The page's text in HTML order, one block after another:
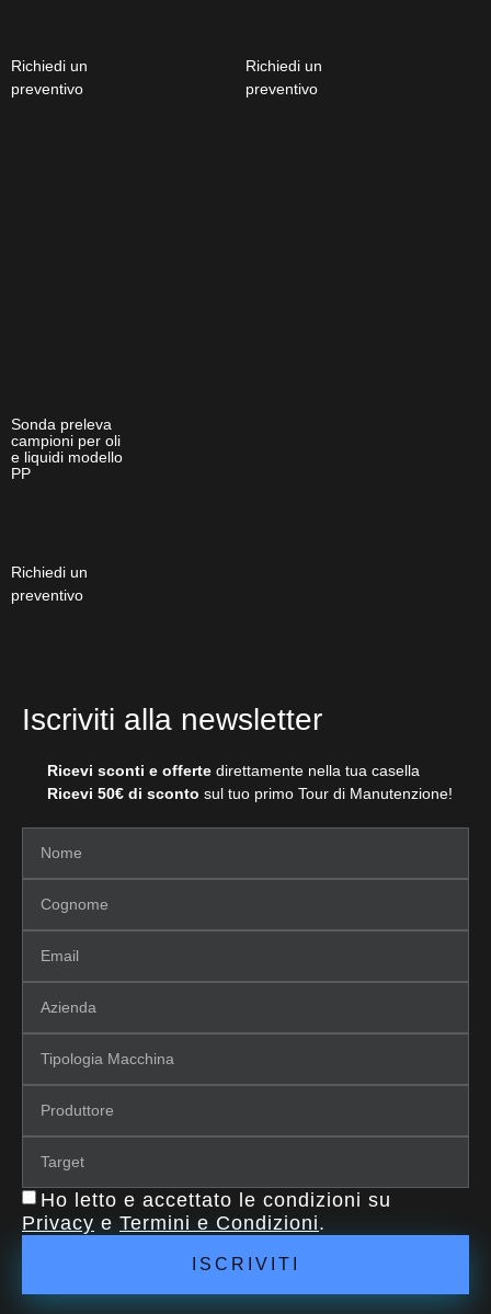
Richiedi un
preventivo
Richiedi un
preventivo
Sonda preleva
campioni per oli
e liquidi modello
PP
Richiedi un
preventivo
Iscriviti alla newsletter
Ricevi sconti e offertedirettamente nella tua casella
Ricevi 50€ di sconto sul tuo primo Tour di Manutenzione!
Ho letto e accettato le condizioni su
Privacy e Termini e Condizioni.
ISCRIVITI